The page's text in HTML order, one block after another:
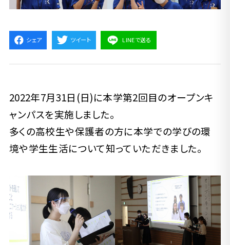
シェア ツイート LINEで送る
2022年7月31日(日)に本学第2回目のオープンキ
ャンパスを実施しました。
多くの高校生や保護者の方に本学での学びの環
境や学生生活について知っていただきました。